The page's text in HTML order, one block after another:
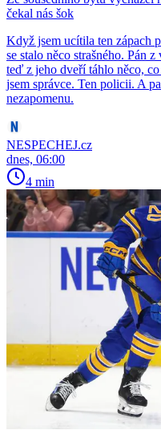
čekal nás šok
Když jsem ucítila ten zápach
se stalo něco strašného. Pán
teď z jeho dveří táhlo něco,
jsem správce. Ten policii. A
nezapomenu.
NESPECHEJ.cz
dnes, 06:00
4 min